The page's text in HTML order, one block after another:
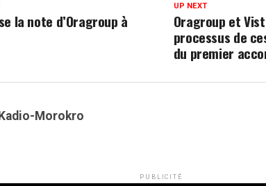
UP NEXT
Oragroup et
processus de
du premier
la note d’Oragroup à
Morokro
PUBLICITÉ